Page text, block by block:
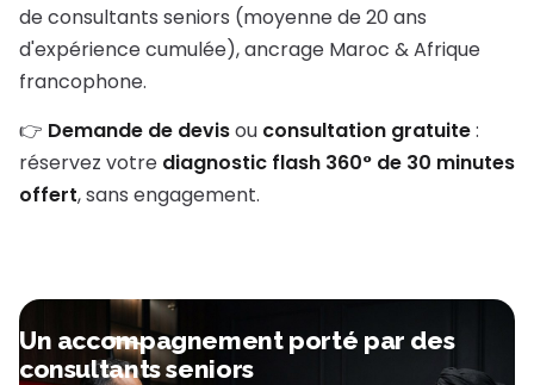
de consultants seniors (moyenne de 20 ans
d'expérience cumulée), ancrage Maroc & Afrique
francophone.
👉 Demande de devisou consultation gratuite:
réservez votre diagnostic flash 360° de 30 minutes
offert, sans engagement.
Un accompagnement porté par des
consultants seniors